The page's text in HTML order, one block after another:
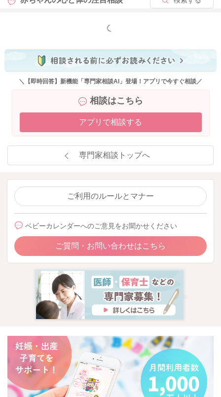
もっと見る
＼【即時回答】新機能「専門家相談AI」登場！アプリで今すぐ相談／
相談はこちら
アプリで相談する
専門家相談トップへ
ご利用のルールとマナー
ベビーカレンダーへのご意見をお聞かせください
ご質問・お問い合わせはこちら